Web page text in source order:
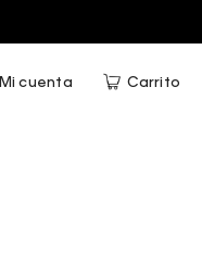
Mi cuenta Carrito